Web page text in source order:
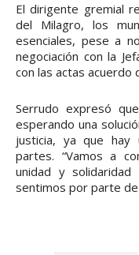
El dirigente gremial
del Milagro, los
esenciales, pese a
negociación con la
con las actas
Serrudo expresó
esperando una
justicia, ya que hay
partes. “Vamos a
unidad y
sentimos por parte de